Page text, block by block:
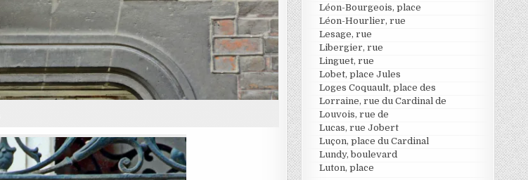
Léon-Bourgeois, place
Léon-Hourlier, rue
Lesage, rue
Libergier, rue
Linguet, rue
Lobet, place Jules
Loges Coquault, place des
Lorraine, rue du Cardinal de
Louvois, rue de
Lucas, rue Jobert
Luçon, place du Cardinal
Lundy, boulevard
Luton, place